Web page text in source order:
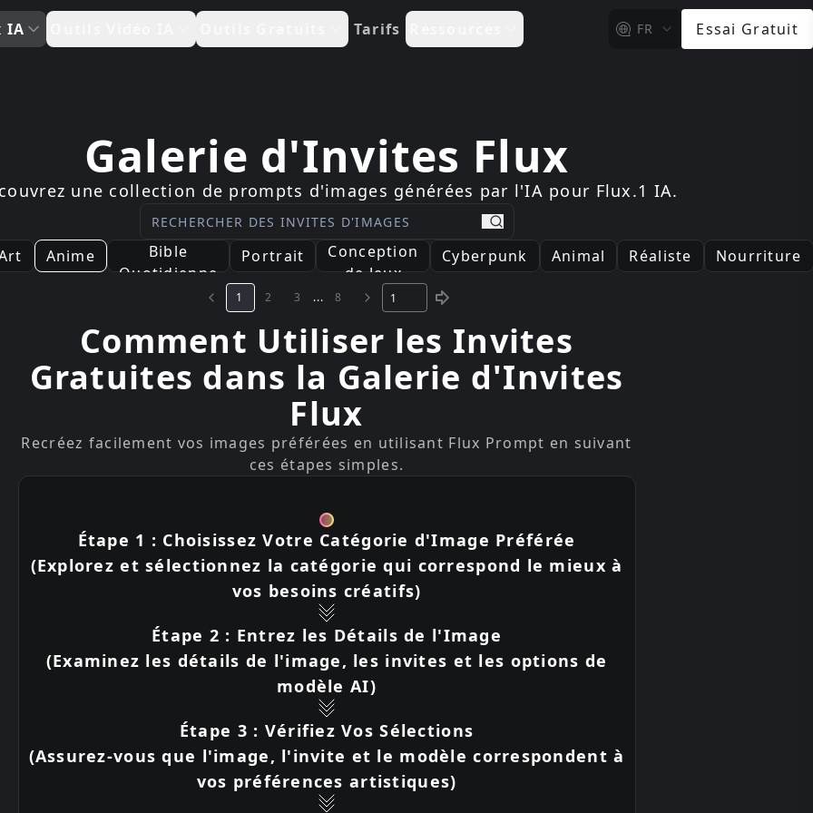
IA Tarifs FR Essai Gratuit
Galerie d'Invites Flux
une collection de prompts d'images générées par l'IA pour Flux.1 IA.
search
Anime
Bible
Quotidienne
Portrait
Conception
de Jeux
Cyberpunk Animal Réaliste Nourriture
1 2 3 ... 8
Comment Utiliser les Invites
Gratuites dans la Galerie d'Invites
Flux
Recréez facilement vos images préférées en utilisant Flux Prompt en suivant
ces étapes simples.
Étape 1 : Choisissez Votre Catégorie d'Image Préférée
(Explorez et sélectionnez la catégorie qui correspond le mieux à
vos besoins créatifs)
Étape 2 : Entrez les Détails de l'Image
(Examinez les détails de l'image, les invites et les options de
modèle AI)
Étape 3 : Vérifiez Vos Sélections
(Assurez-vous que l'image, l'invite et le modèle correspondent à
vos préférences artistiques)